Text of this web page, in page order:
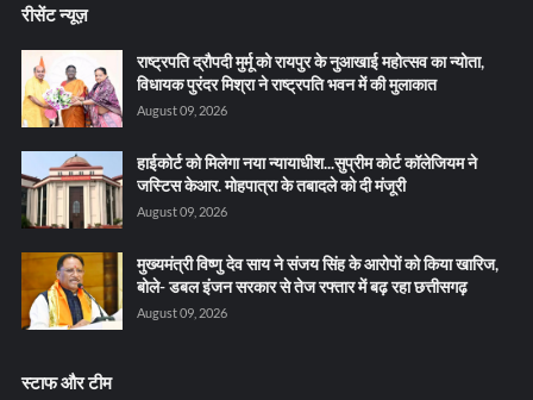
रीसेंट न्यूज़
राष्ट्रपति द्रौपदी मुर्मू को रायपुर के नुआखाई महोत्सव का न्योता,
विधायक पुरंदर मिश्रा ने राष्ट्रपति भवन में की मुलाकात
August 09, 2026
हाईकोर्ट को मिलेगा नया न्यायाधीश...सुप्रीम कोर्ट कॉलेजियम ने
जस्टिस केआर. मोहपात्रा के तबादले को दी मंजूरी
August 09, 2026
मुख्यमंत्री विष्णु देव साय ने संजय सिंह के आरोपों को किया खारिज,
बोले- डबल इंजन सरकार से तेज रफ्तार में बढ़ रहा छत्तीसगढ़
August 09, 2026
स्टाफ और टीम